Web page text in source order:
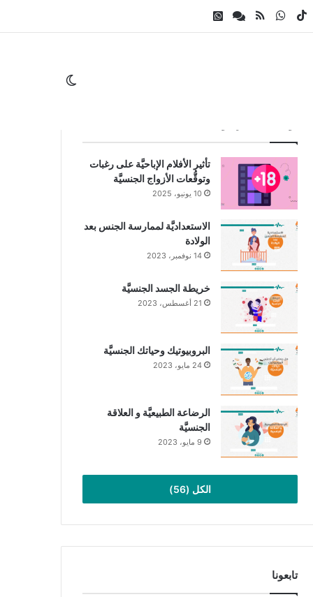
‫TikTokواتسابملخص الموقع RSS
Facebook Channel
Whatsapp Channel
الوضع المظلم
تأثير الأفلام الإباحيَّة على رغبات
وتوقُّعات الأزواج الجنسيَّة
10 يونيو، 2025
الاستعداديَّة لممارسة الجنس بعد
الولادة
14 نوفمبر، 2023
خريطة الجسد الجنسيَّة
21 أغسطس، 2023
البروبيوتيك وحياتك الجنسيَّة
24 مايو، 2023
الرضاعة الطبيعيَّة و العلاقة
الجنسيَّة
9 مايو، 2023
الكل (56)
تابعونا